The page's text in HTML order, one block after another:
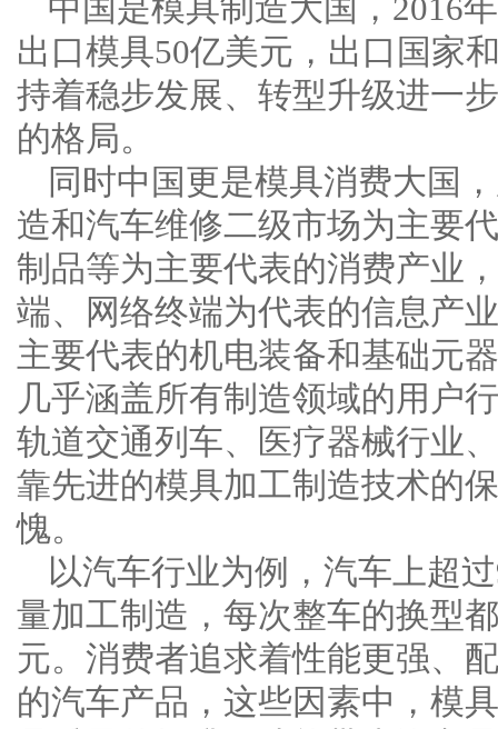
中国是模具制造大国，2016
出口模具50亿美元，出口国家
持着稳步发展、转型升级进一
的格局。
同时中国更是模具消费大国
造和汽车维修二级市场为主要
制品等为主要代表的消费产业
端、网络终端为代表的信息产
主要代表的机电装备和基础元
几乎涵盖所有制造领域的用户
轨道交通列车、医疗器械行业
靠先进的模具加工制造技术的
愧。
以汽车行业为例，汽车上超
量加工制造，每次整车的换型
元。消费者追求着性能更强、
的汽车产品，这些因素中，模